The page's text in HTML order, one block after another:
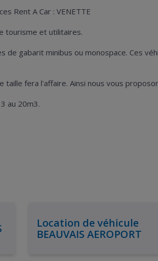
Rent A Car : VENETTE
tourisme et utilitaires.
de gabarit minibus ou monospace. Ces
fera l'affaire. Ainsi nous vous
au 20m3.
Location de véhicule
BEAUVAIS AEROPORT